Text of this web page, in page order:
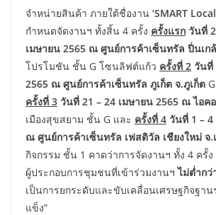
จำหน่ายสินค้า ภายใต้ชื่องาน ‘SMART
กำหนดจัดงานฯ ทั้งสิ้น 4 ครั้ง ครั้งแรก วันที่
เมษายน 2565 ณ ศูนย์การค้าเซ็นทรัล ปิ่นเก
โปรโมชัน ชั้น G โซนลิฟต์แก้ว ครั้งที่ 2 วันที่
2565 ณ ศูนย์การค้าเซ็นทรัล ภูเก็ต จ.ภูเก็ต
ครั้งที่ 3 วันที่ 21 – 24 เมษายน 2565 ณ ไอค
เมืองสุขสยาม ชั้น G และ ครั้งที่ 4 วันที่ 1 –
ณ ศูนย์การค้าเซ็นทรัล เฟสติวัล เชียงใหม่ จ.
กิจกรรม ชั้น 1 คาดว่าการจัดงานฯ ทั้ง 4 ครั้ง
ผู้ประกอบการชุมชนที่เข้าร่วมงานฯไม่ต่ำก
เป็นการยกระดับและขับเคลื่อนเศรษฐกิจฐา
แข็ง”